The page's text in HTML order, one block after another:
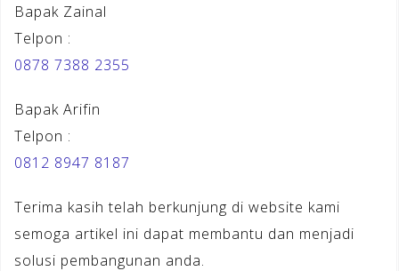
Bapak Zainal
Telpon :
0878 7388 2355
Bapak Arifin
Telpon :
0812 8947 8187
Terima kasih telah berkunjung di website kami
semoga artikel ini dapat membantu dan menjadi
solusi pembangunan anda.